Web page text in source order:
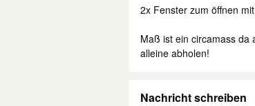
2x Fenster zum öffnen
Maß ist ein circamass da
alleine abholen!
Nachricht schreiben